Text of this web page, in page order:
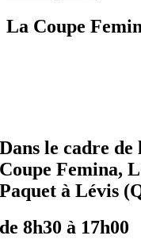
La Coupe
Dans le cadre
Coupe Femina,
Paquet à Lévis
de 8h30 à 17h00